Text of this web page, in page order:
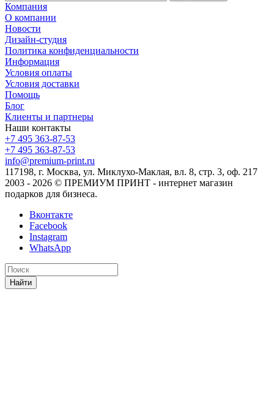
Компания
О компании
Новости
Дизайн-студия
Политика конфиденциальности
Информация
Условия оплаты
Условия доставки
Помощь
Блог
Клиенты и партнеры
Наши контакты
+7 495 363-87-53
+7 495 363-87-53
info@premium-print.ru
117198, г. Москва, ул. Миклухо-Маклая, вл. 8, стр. 3, оф. 217
2003 - 2026 © ПРЕМИУМ ПРИНТ - интернет магазин
подарков для бизнеса.
Вконтакте
Facebook
Instagram
WhatsApp
Найти